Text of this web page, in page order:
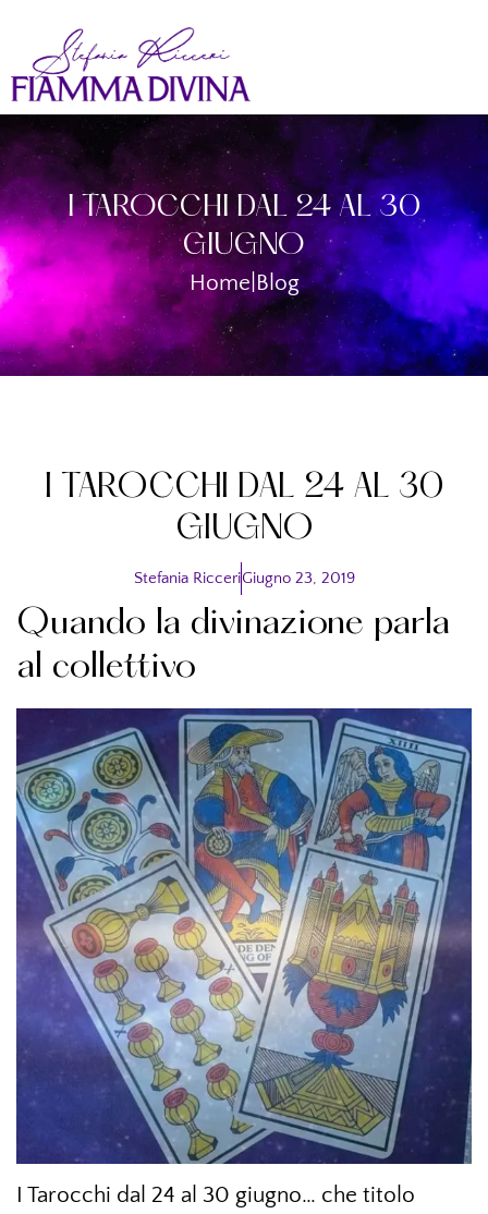
I TAROCCHI DAL 24 AL 30
GIUGNO
Home|Blog
I TAROCCHI DAL 24 AL 30
GIUGNO
Stefania RicceriGiugno 23, 2019
Quando la divinazione parla
al collettivo
I Tarocchi dal 24 al 30 giugno… che titolo